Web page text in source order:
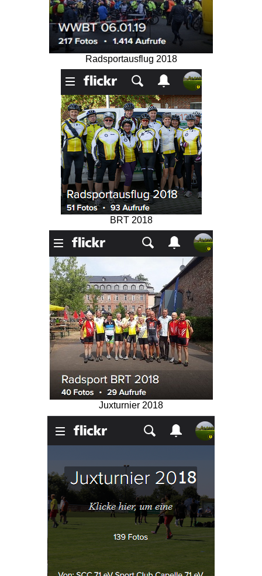
Radsportausflug 2018
BRT 2018
Juxturnier 2018